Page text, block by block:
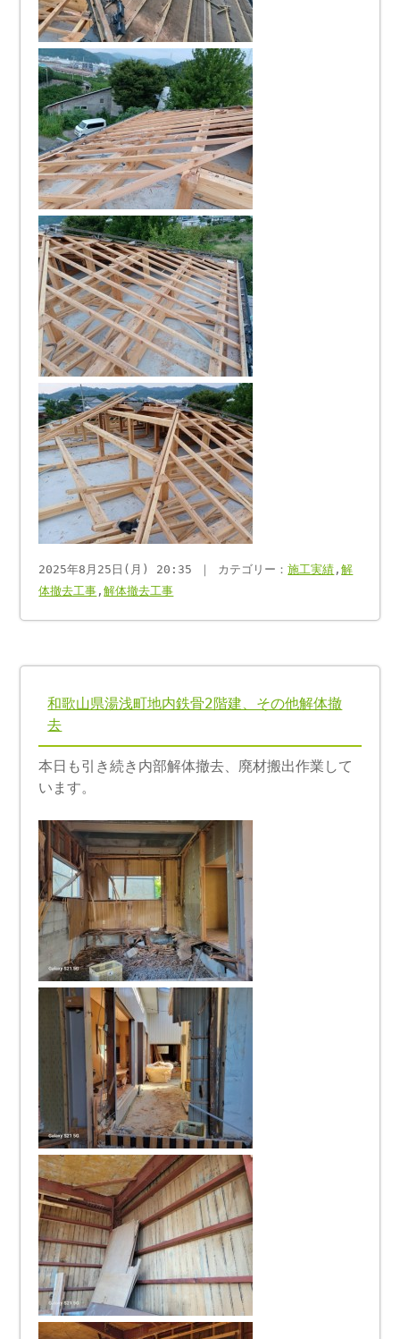
2025年8月25日(月) 20:35 ｜ カテゴリー：施工実績 ,解
体撤去工事 ,解体撤去工事
和歌山県湯浅町地内鉄骨2階建、その他解体撤
去
本日も引き続き内部解体撤去、廃材搬出作業して
います。